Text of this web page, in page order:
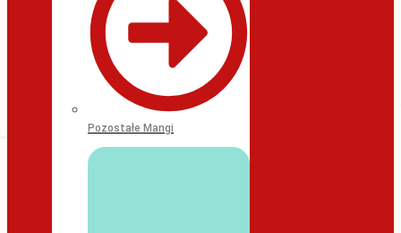
Pozostałe Mangi